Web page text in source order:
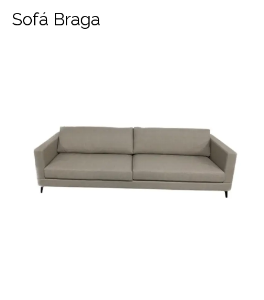
Sofá Braga